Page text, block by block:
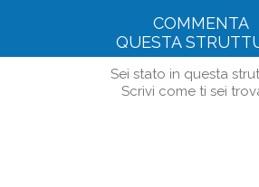
COMMENTA
QUESTA
Sei stato in questa
Scrivi come ti sei